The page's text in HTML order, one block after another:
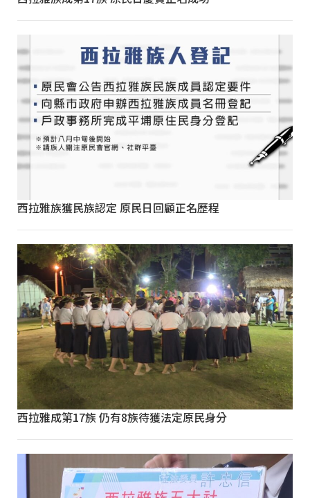
西拉雅族獲民族認定 原民日回顧正名歷程
西拉雅成第17族 仍有8族待獲法定原民身分